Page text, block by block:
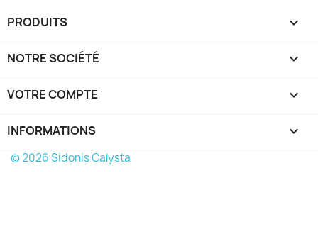
PRODUITS 
NOTRE SOCIÉTÉ 
VOTRE COMPTE 
INFORMATIONS keyboard_arrow_down
© 2026 Sidonis Calysta